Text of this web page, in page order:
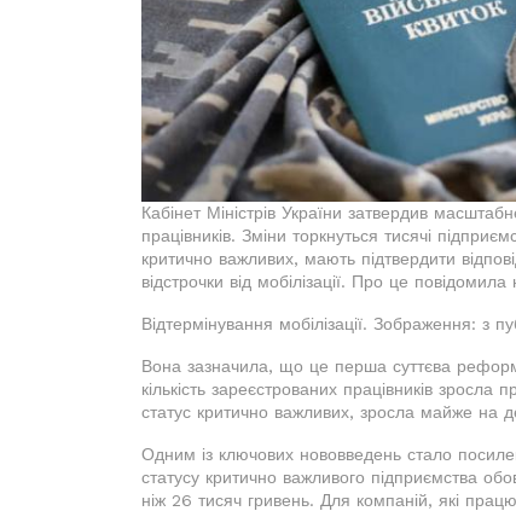
Кабінет Міністрів України затвердив
працівників. Зміни торкнуться тисячі
критично важливих, мають підтвердити
відстрочки від мобілізації. Про це
Відтермінування мобілізації. Зображення: з
Вона зазначила, що це перша суттєва
кількість зареєстрованих працівників
статус критично важливих, зросла майже на
Одним із ключових нововведень стало
статусу критично важливого підприємства
ніж 26 тисяч гривень. Для компаній, які